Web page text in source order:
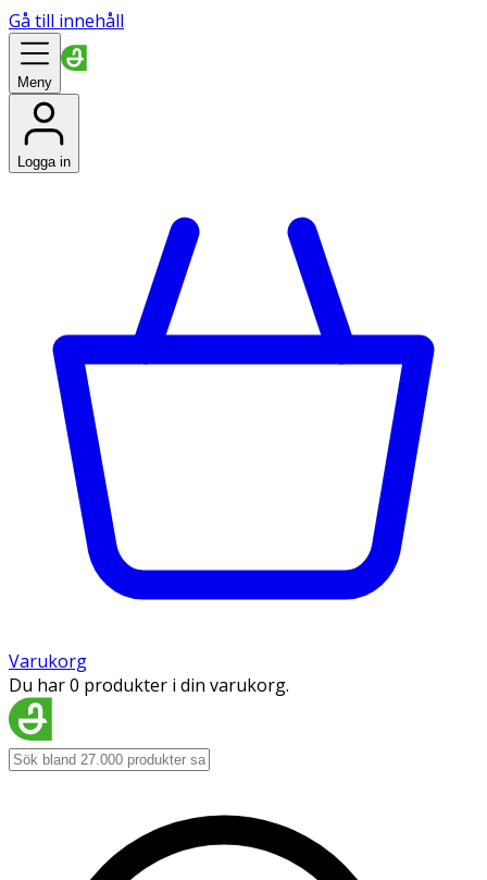
Gå till innehåll
Meny
Logga in
Varukorg
Du har 0 produkter i din varukorg.